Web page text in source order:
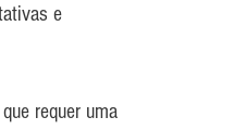
e
requer uma